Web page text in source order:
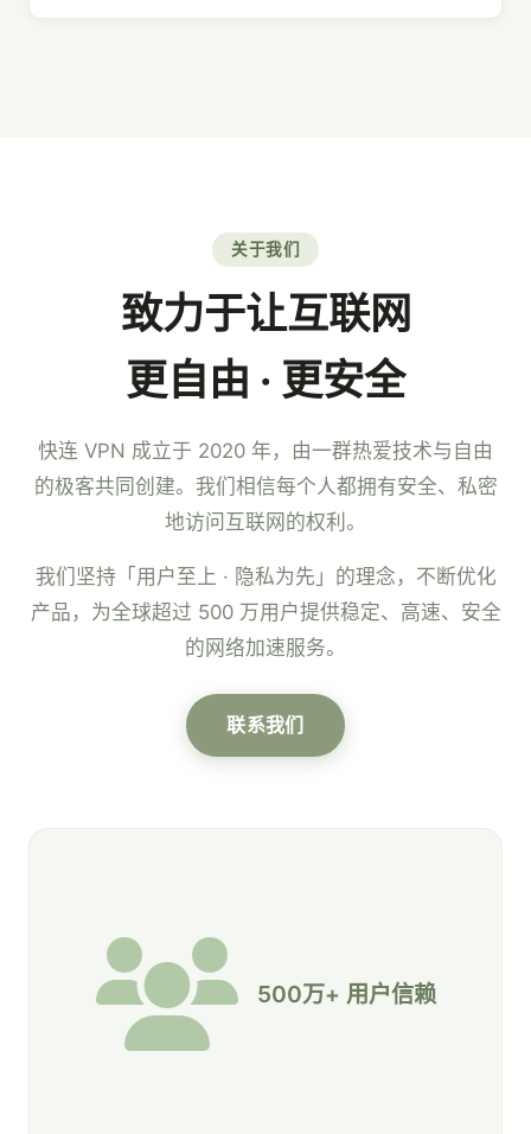
关于我们
致力于让互联网
更自由 · 更安全
快连 VPN 成立于 2020 年，由一群热爱技术与自由
的极客共同创建。我们相信每个人都拥有安全、私密
地访问互联网的权利。
我们坚持「用户至上 · 隐私为先」的理念，不断优化
产品，为全球超过 500 万用户提供稳定、高速、安全
的网络加速服务。
联系我们
500万+ 用户信赖